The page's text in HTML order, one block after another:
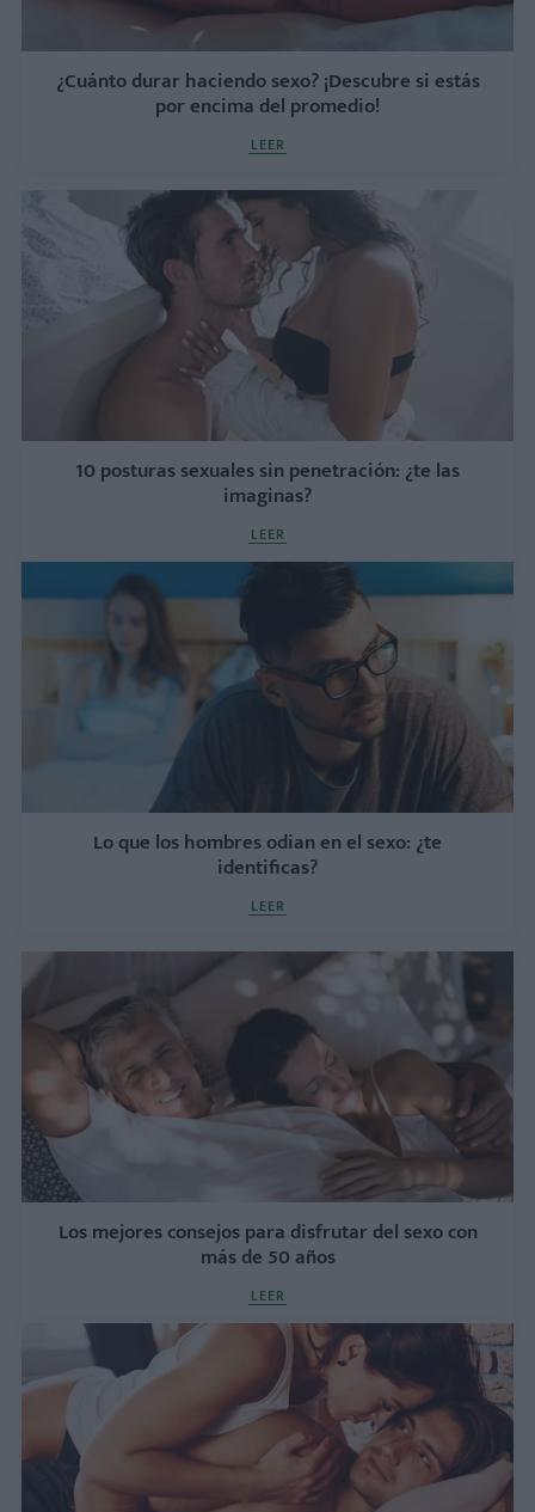
¿Cuánto durar haciendo sexo? ¡Descubre si estás
por encima del promedio!
LEER
10 posturas sexuales sin penetración: ¿te las
imaginas?
LEER
Lo que los hombres odian en el sexo: ¿te
identificas?
LEER
Los mejores consejos para disfrutar del sexo con
más de 50 años
LEER